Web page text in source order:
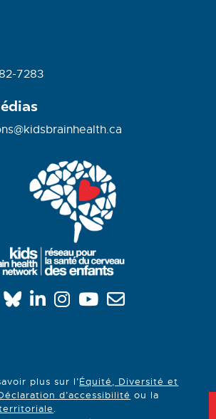
7283
plus sur l’Équité, Diversité et
d’accessibilité ou la
.